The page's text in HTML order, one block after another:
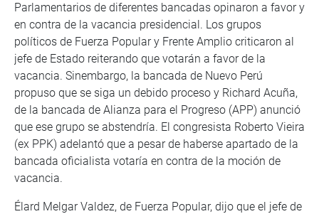
Parlamentarios de diferentes bancadas opinaron a favor y
en contra de la vacancia presidencial. Los grupos
políticos de Fuerza Popular y Frente Amplio criticaron al
jefe de Estado reiterando que votarán a favor de la
vacancia. Sinembargo, la bancada de Nuevo Perú
propuso que se siga un debido proceso y Richard Acuña,
de la bancada de Alianza para el Progreso (APP) anunció
que ese grupo se abstendría. El congresista Roberto Vieira
(ex PPK) adelantó que a pesar de haberse apartado de la
bancada oficialista votaría en contra de la moción de
vacancia.
Élard Melgar Valdez, de Fuerza Popular, dijo que el jefe de